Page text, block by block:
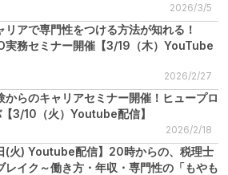
2026/3/5
リアで専門性をつける方法が知れる！
実務セミナー開催【3/19（木）YouTube
2026/2/27
からのキャリアセミナー開催！ヒュープロ
3/10（火）Youtube配信】
2026/2/18
(火) Youtube配信】20時からの、税理士
レイク～働き方・年収・専門性の「もやも